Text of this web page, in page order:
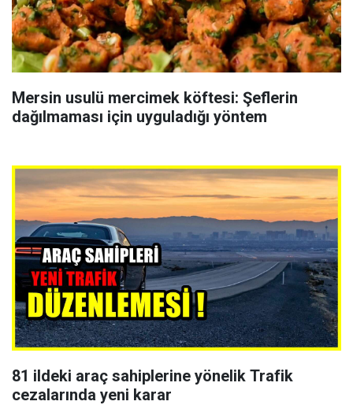
Mersin usulü mercimek köftesi: Şeflerin
dağılmaması için uyguladığı yöntem
81 ildeki araç sahiplerine yönelik Trafik
cezalarında yeni karar